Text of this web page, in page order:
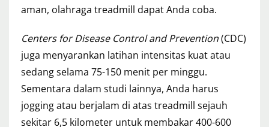
aman, olahraga treadmill dapat Anda coba.
Centers for Disease Control and Prevention(CDC)
juga menyarankan latihan intensitas kuat atau
sedang selama 75-150 menit per minggu.
Sementara dalam studi lainnya, Anda harus
jogging atau berjalam di atas treadmill sejauh
sekitar 6,5 kilometer untuk membakar 400-600